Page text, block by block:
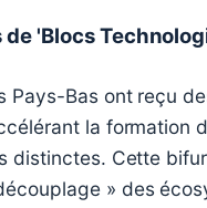
de 'Blocs
Pays-Bas ont reçu
la formation
distinctes. Cette
» des